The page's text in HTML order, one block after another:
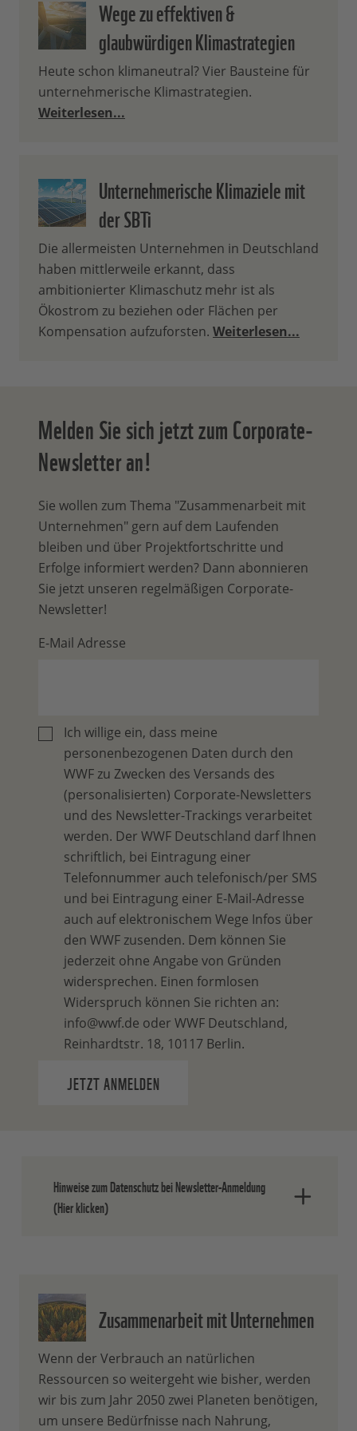
Wege zu effektiven &
glaubwürdigen Klimastrategien
Heute schon klimaneutral? Vier Bausteine für
unternehmerische Klimastrategien.
Weiterlesen...
Unternehmerische Klimaziele mit
der SBTi
Die allermeisten Unternehmen in Deutschland
haben mittlerweile erkannt, dass
ambitionierter Klimaschutz mehr ist als
Ökostrom zu beziehen oder Flächen per
Kompensation aufzuforsten. Weiterlesen...
Melden Sie sich jetzt zum Corporate-
Newsletter an!
Sie wollen zum Thema "Zusammenarbeit mit
Unternehmen" gern auf dem Laufenden
bleiben und über Projektfortschritte und
Erfolge informiert werden? Dann abonnieren
Sie jetzt unseren regelmäßigen Corporate-
Newsletter!
E-Mail Adresse
Ich willige ein, dass meine
personenbezogenen Daten durch den
WWF zu Zwecken des Versands des
(personalisierten) Corporate-Newsletters
und des Newsletter-Trackings verarbeitet
werden. Der WWF Deutschland darf Ihnen
schriftlich, bei Eintragung einer
Telefonnummer auch telefonisch/per SMS
und bei Eintragung einer E-Mail-Adresse
auch auf elektronischem Wege Infos über
den WWF zusenden. Dem können Sie
jederzeit ohne Angabe von Gründen
widersprechen. Einen formlosen
Widerspruch können Sie richten an:
info@wwf.de oder WWF Deutschland,
Reinhardtstr. 18, 10117 Berlin.
JETZT ANMELDEN
Hinweise zum Datenschutz bei Newsletter-Anmeldung
(Hier klicken)
Anmeldung bestätigen müssen.
Ihre Einwilligung können Sie jederzeit
ohne Angabe von Gründen widerrufen.
Einen formlosen Widerruf können Sie
entweder über den Abmeldelink in jedem
Newsletter oder durch eine E-Mail an
Zusammenarbeit mit Unternehmen
Wenn der Verbrauch an natürlichen
Ressourcen so weitergeht wie bisher, werden
wir bis zum Jahr 2050 zwei Planeten benötigen,
um unsere Bedürfnisse nach Nahrung,